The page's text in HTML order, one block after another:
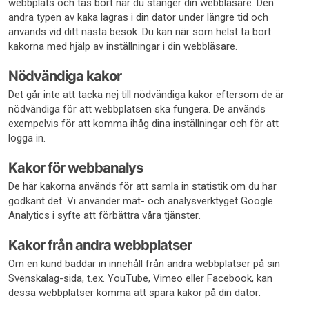
webbplats och tas bort när du stänger din webbläsare. Den
andra typen av kaka lagras i din dator under längre tid och
används vid ditt nästa besök. Du kan när som helst ta bort
kakorna med hjälp av inställningar i din webbläsare.
Nödvändiga kakor
Det går inte att tacka nej till nödvändiga kakor eftersom de är
nödvändiga för att webbplatsen ska fungera. De används
exempelvis för att komma ihåg dina inställningar och för att
logga in.
Kakor för webbanalys
De här kakorna används för att samla in statistik om du har
godkänt det. Vi använder mät- och analysverktyget Google
Analytics i syfte att förbättra våra tjänster.
Kakor från andra webbplatser
Om en kund bäddar in innehåll från andra webbplatser på sin
Svenskalag-sida, t.ex. YouTube, Vimeo eller Facebook, kan
dessa webbplatser komma att spara kakor på din dator.